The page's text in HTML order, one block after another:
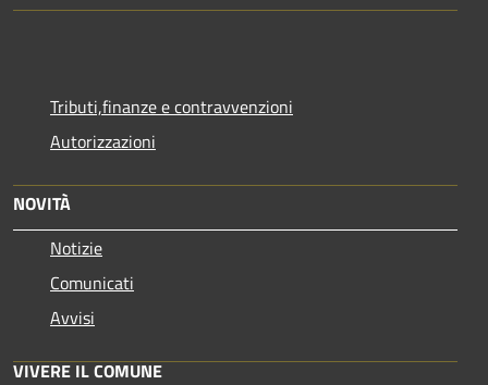
Tributi,finanze e contravvenzioni
Autorizzazioni
NOVITÀ
Notizie
Comunicati
Avvisi
VIVERE IL COMUNE